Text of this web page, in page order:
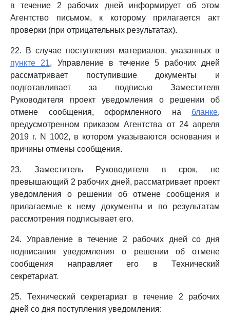
в течение 2 рабочих дней информирует об этом
Агентство письмом, к которому прилагается акт
проверки (при отрицательных результатах).
22. В случае поступления материалов, указанных в
пункте 21, Управление в течение 5 рабочих дней
рассматривает поступившие документы и
подготавливает за подписью Заместителя
Руководителя проект уведомления о решении об
отмене сообщения, оформленного на бланке,
предусмотренном приказом Агентства от 24 апреля
2019 г. N 1002, в котором указываются основания и
причины отмены сообщения.
23. Заместитель Руководителя в срок, не
превышающий 2 рабочих дней, рассматривает проект
уведомления о решении об отмене сообщения и
прилагаемые к нему документы и по результатам
рассмотрения подписывает его.
24. Управление в течение 2 рабочих дней со дня
подписания уведомления о решении об отмене
сообщения направляет его в Технический
секретариат.
25. Технический секретариат в течение 2 рабочих
дней со дня поступления уведомления: